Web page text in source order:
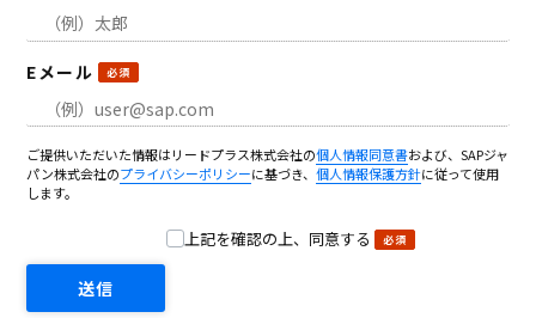
Eメール
ご提供いただいた情報はリードプラス株式会社の個人情報同意書および、SAPジャ
パン株式会社のプライバシーポリシーに基づき、個人情報保護方針に従って使用
します。
上記を確認の上、同意する